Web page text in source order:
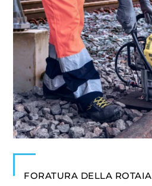
FORATURA DELLA ROTAIA